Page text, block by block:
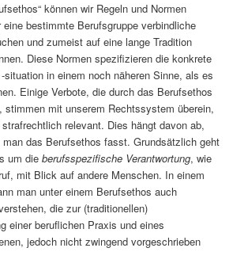
können wir Regeln und Normen
bestimmte Berufsgruppe verbindliche
und zumeist auf eine lange Tradition
Diese Normen spezifizieren die konkrete
situation in einem noch näheren Sinne, als es
Einige Verbote, die durch das Berufsethos
stimmen mit unserem Rechtssystem überein,
relevant. Dies hängt davon ab,
man das Berufsethos fasst. Grundsätzlich geht
um dieberufsspezifische Verantwortung, wie
mit Blick auf andere Menschen. In einem
man unter einem Berufsethos auch
die zur (traditionellen)
einer beruflichen Praxis und eines
jedoch nicht zwingend vorgeschrieben